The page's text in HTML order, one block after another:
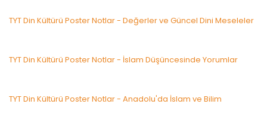
TYT Din Kültürü Poster Notlar - Değerler ve Güncel Dini Meseleler
TYT Din Kültürü Poster Notlar - İslam Düşüncesinde Yorumlar
TYT Din Kültürü Poster Notlar - Anadolu'da İslam ve Bilim